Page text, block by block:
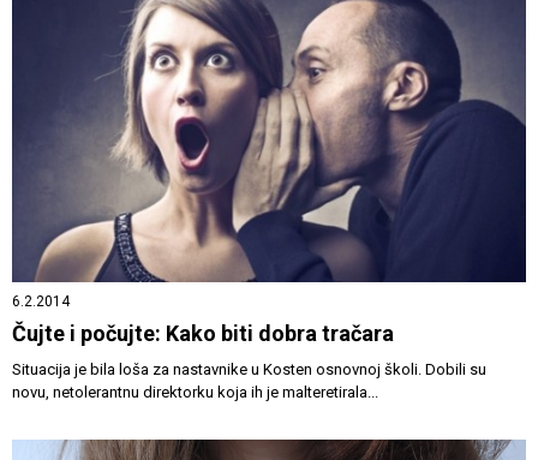
6.2.2014
Čujte i počujte: Kako biti dobra tračara
Situacija je bila loša za nastavnike u Kosten osnovnoj školi. Dobili su
novu, netolerantnu direktorku koja ih je malteretirala...